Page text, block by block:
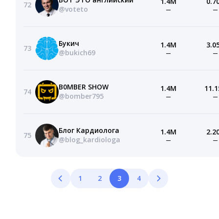
72
@voteto
— —
73
Букич
@bukich69
1.4M
— —
74
B0MBER SHOW
@bomber795
1.4M
— —
75
Блог Кардиолога
@blog_kardiologa
1.4M
— —
1 2 3 4